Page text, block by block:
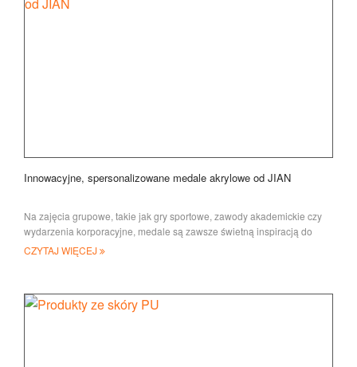
Innowacyjne, spersonalizowane medale akrylowe od JIAN
Na zajęcia grupowe, takie jak gry sportowe, zawody akademickie czy
wydarzenia korporacyjne, medale są zawsze świetną inspiracją do
imprezy
CZYTAJ WIĘCEJ